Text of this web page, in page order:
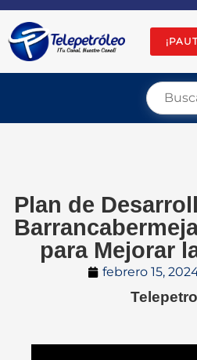
Plan de
para Mejorar
febrero 15,